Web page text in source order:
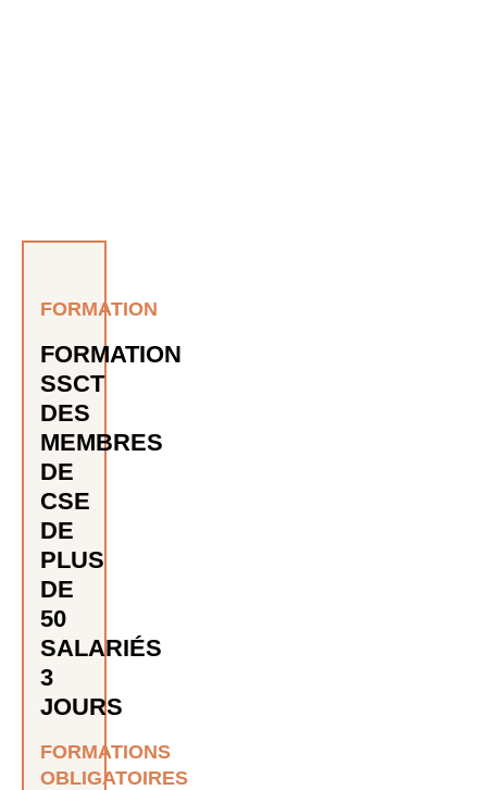
FORMATION
FORMATION
SSCT
DES
MEMBRES
DE
CSE
DE
PLUS
DE
50
SALARIÉS
3
JOURS
FORMATIONS
OBLIGATOIRES